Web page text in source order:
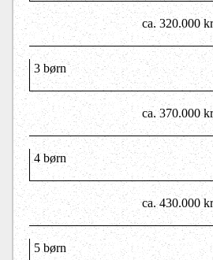
ca. 320.000
3 børn
ca. 370.000
4 børn
ca. 430.000
5 børn